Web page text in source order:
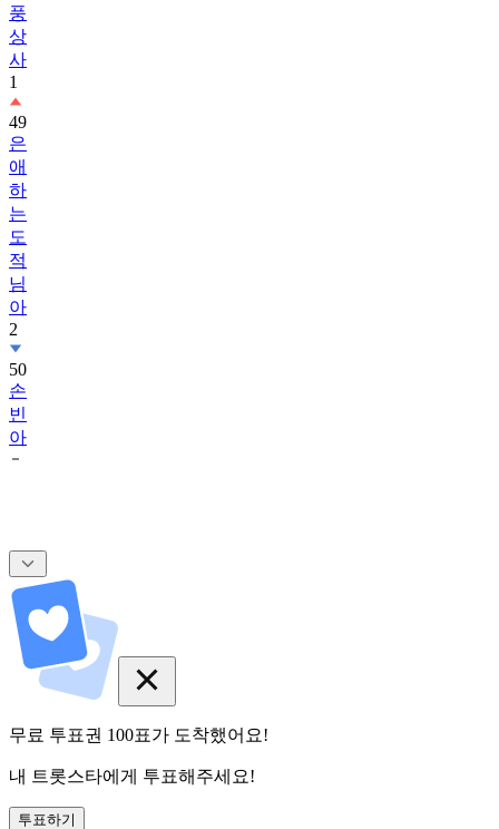
풍
상
사
1
49
은
애
하
는
도
적
님
아
2
50
손
빈
아
무료 투표권 100표가 도착했어요!
내 트롯스타에게 투표해주세요!
투표하기